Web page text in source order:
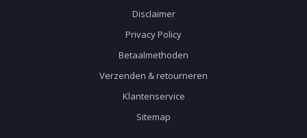
Disclaimer
Privacy Policy
Betaalmethoden
Verzenden & retourneren
Klantenservice
Sitemap